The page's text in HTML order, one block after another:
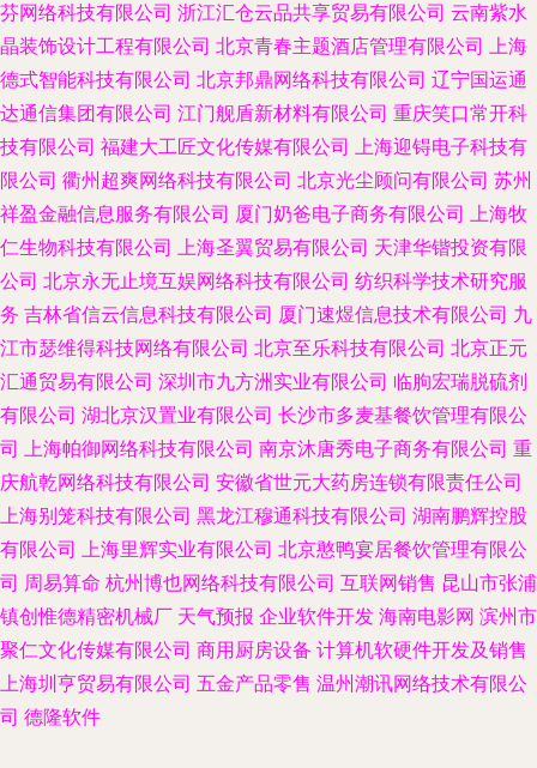
芬网络科技有限公司 浙江汇仓云品共享贸易有限公司 云南紫水
晶装饰设计工程有限公司 北京青春主题酒店管理有限公司 上海
德式智能科技有限公司 北京邦鼎网络科技有限公司 辽宁国运通
达通信集团有限公司 江门舰盾新材料有限公司 重庆笑口常开科
技有限公司 福建大工匠文化传媒有限公司 上海迎锝电子科技有
限公司 衢州超爽网络科技有限公司 北京光尘顾问有限公司 苏州
祥盈金融信息服务有限公司 厦门奶爸电子商务有限公司 上海牧
仁生物科技有限公司 上海圣翼贸易有限公司 天津华锴投资有限
公司 北京永无止境互娱网络科技有限公司 纺织科学技术研究服
务 吉林省信云信息科技有限公司 厦门速煜信息技术有限公司 九
江市瑟维得科技网络有限公司 北京至乐科技有限公司 北京正元
汇通贸易有限公司 深圳市九方洲实业有限公司 临朐宏瑞脱硫剂
有限公司 湖北京汉置业有限公司 长沙市多麦基餐饮管理有限公
司 上海帕御网络科技有限公司 南京沐唐秀电子商务有限公司 重
庆航乾网络科技有限公司 安徽省世元大药房连锁有限责任公司
上海别笼科技有限公司 黑龙江穆通科技有限公司 湖南鹏辉控股
有限公司 上海里辉实业有限公司 北京憨鸭宴居餐饮管理有限公
司 周易算命 杭州博也网络科技有限公司 互联网销售 昆山市张浦
镇创惟德精密机械厂 天气预报 企业软件开发 海南电影网 滨州市
聚仁文化传媒有限公司 商用厨房设备 计算机软硬件开发及销售
上海圳亨贸易有限公司 五金产品零售 温州潮讯网络技术有限公
司 德隆软件